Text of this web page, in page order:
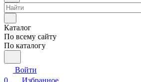
Каталог
По всему сайту
По каталогу
Войти
0
Избранное